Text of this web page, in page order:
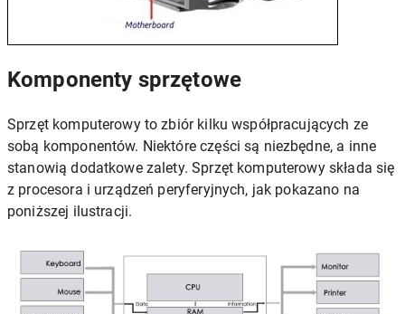
Komponenty sprzętowe
Sprzęt komputerowy to zbiór kilku współpracujących ze
sobą komponentów. Niektóre części są niezbędne, a inne
stanowią dodatkowe zalety. Sprzęt komputerowy składa się
z procesora i urządzeń peryferyjnych, jak pokazano na
poniższej ilustracji.